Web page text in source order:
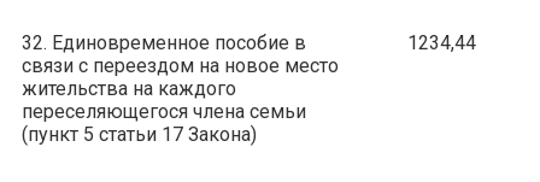
32. Единовременное пособие в
связи с переездом на новое место
жительства на каждого
переселяющегося члена семьи
(пункт 5 статьи 17 Закона)
1234,44